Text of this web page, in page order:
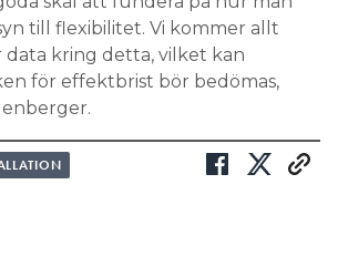
live på